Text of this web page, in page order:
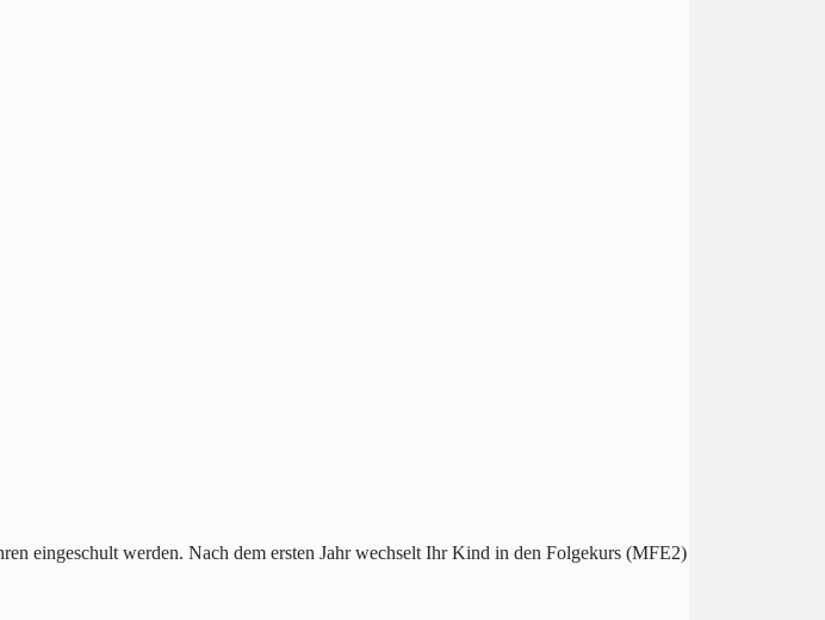
eingeschult werden. Nach dem ersten Jahr wechselt Ihr Kind in den Folgekurs (MFE2)